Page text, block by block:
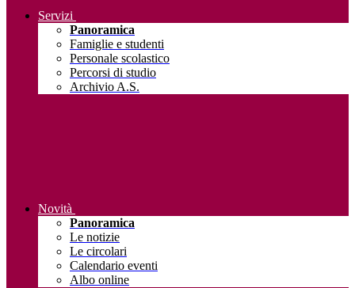
Servizi
Panoramica
Famiglie e studenti
Personale scolastico
Percorsi di studio
Archivio A.S.
Novità
Panoramica
Le notizie
Le circolari
Calendario eventi
Albo online